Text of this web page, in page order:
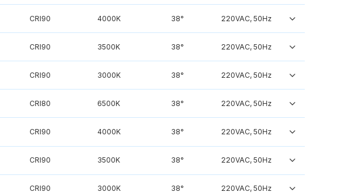
CRI90 4000K 38° 220VAC, 50Hz
CRI90 3500K 38° 220VAC, 50Hz
CRI90 3000K 38° 220VAC, 50Hz
CRI80 6500K 38° 220VAC, 50Hz
CRI90 4000K 38° 220VAC, 50Hz
CRI90 3500K 38° 220VAC, 50Hz
CRI90 3000K 38° 220VAC, 50Hz